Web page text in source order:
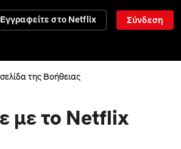
Εγγραφείτε στο Netflix Σύνδεση
της Βοήθειας
με το Netflix